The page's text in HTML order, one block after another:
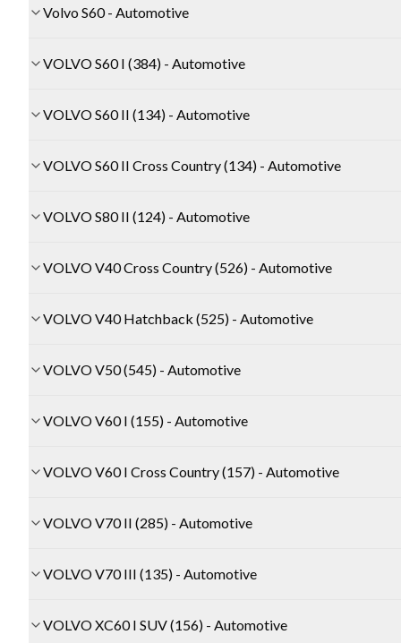
Volvo S60 - Automotive
VOLVO S60 I (384) - Automotive
VOLVO S60 II (134) - Automotive
VOLVO S60 II Cross Country (134) - Automotive
VOLVO S80 II (124) - Automotive
VOLVO V40 Cross Country (526) - Automotive
VOLVO V40 Hatchback (525) - Automotive
VOLVO V50 (545) - Automotive
VOLVO V60 I (155) - Automotive
VOLVO V60 I Cross Country (157) - Automotive
VOLVO V70 II (285) - Automotive
VOLVO V70 III (135) - Automotive
VOLVO XC60 I SUV (156) - Automotive